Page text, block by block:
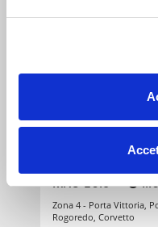
DIC 2025
TEATRO
12
MAG 2018
Zona 4 - Porta Vittoria,
Rogoredo, Corvetto